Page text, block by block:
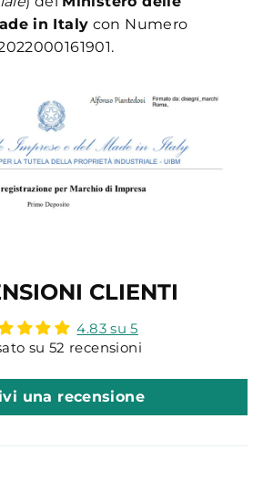
in Italy con Numero
CLIENTI
4.83 su 5
su 52 recensioni
una recensione